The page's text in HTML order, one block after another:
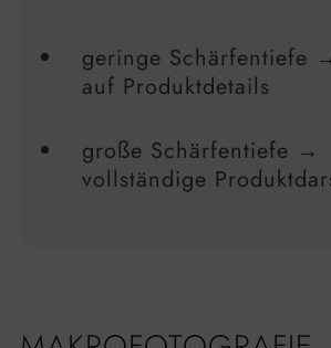
geringe Schärfentiefe
auf Produktdetails
große Schärfentiefe →
vollständige